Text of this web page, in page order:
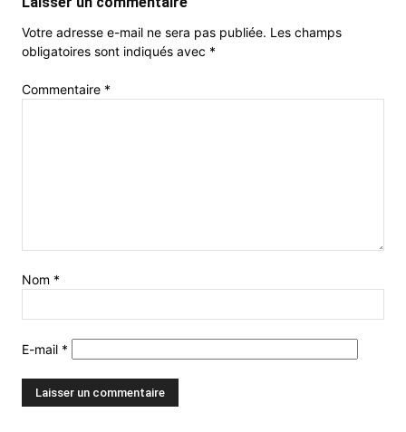
Votre adresse e-mail ne sera pas publiée. Les champs
obligatoires sont indiqués avec *
Commentaire *
Nom *
E-mail *